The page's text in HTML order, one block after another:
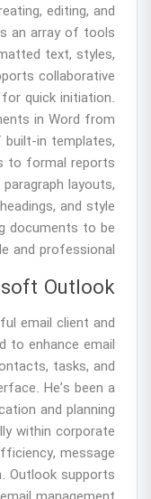
editing, and
an array of tools
text, styles,
collaborative
quick initiation.
in Word from
in templates,
to formal reports
layouts,
and style
documents to be
and professional.
Outlook
email client and
to enhance email
tasks, and
He’s been a
and planning
within corporate
message
Outlook supports